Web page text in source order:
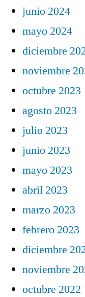
junio 2024
mayo 2024
diciembre
noviembre
octubre 2023
agosto 2023
julio 2023
junio 2023
mayo 2023
abril 2023
marzo 2023
febrero 2023
diciembre
noviembre
octubre 2022